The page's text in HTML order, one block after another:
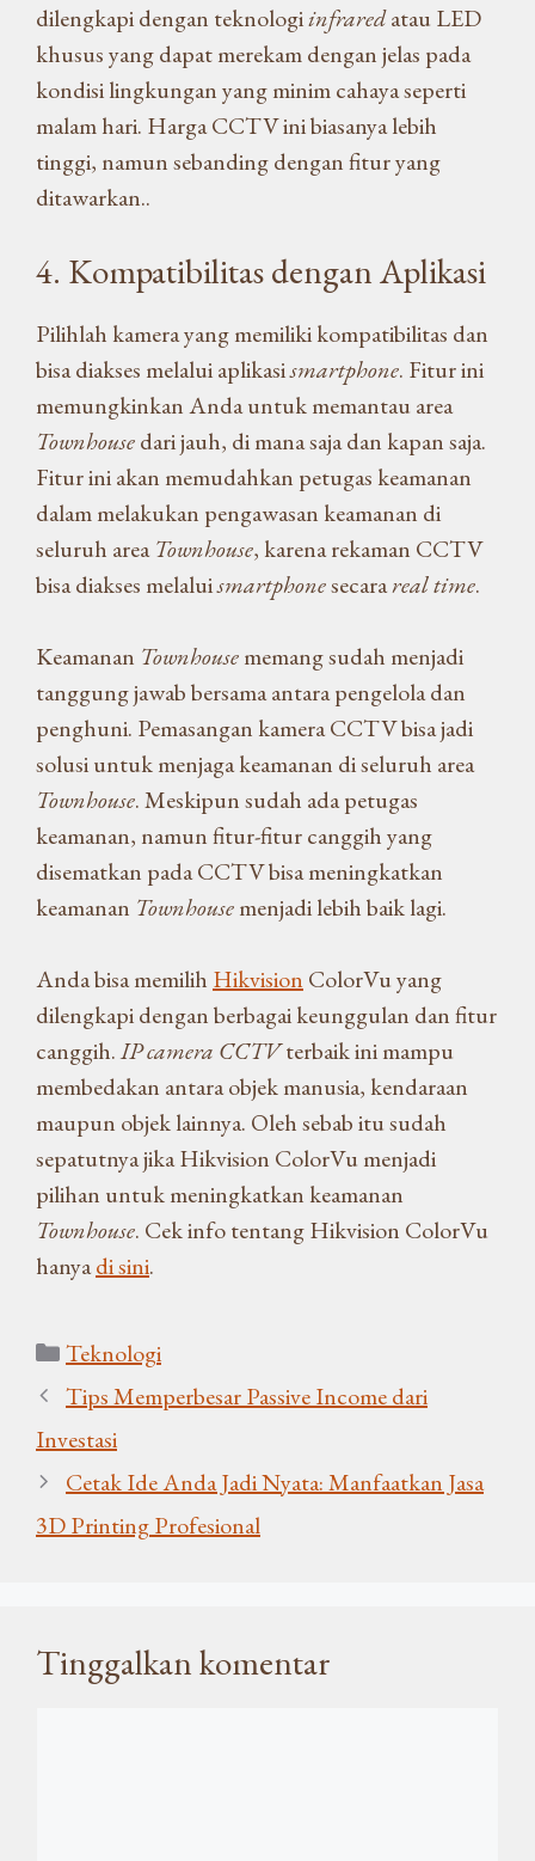
dilengkapi dengan teknologiinfraredatau LED
khusus yang dapat merekam dengan jelas pada
kondisi lingkungan yang minim cahaya seperti
malam hari. Harga CCTV ini biasanya lebih
tinggi, namun sebanding dengan fitur yang
ditawarkan..
4. Kompatibilitas dengan Aplikasi
Pilihlah kamera yang memiliki kompatibilitas dan
bisa diakses melalui aplikasismartphone. Fitur ini
memungkinkan Anda untuk memantau area
Townhousedari jauh, di mana saja dan kapan saja.
Fitur ini akan memudahkan petugas keamanan
dalam melakukan pengawasan keamanan di
seluruh areaTownhouse, karena rekaman CCTV
bisa diakses melaluismartphonesecarareal time.
Keamanan Townhousememang sudah menjadi
tanggung jawab bersama antara pengelola dan
penghuni. Pemasangan kamera CCTV bisa jadi
solusi untuk menjaga keamanan di seluruh area
Townhouse. Meskipun sudah ada petugas
keamanan, namun fitur-fitur canggih yang
disematkan pada CCTV bisa meningkatkan
keamanan Townhousemenjadi lebih baik lagi.
Anda bisa memilih Hikvision ColorVu yang
dilengkapi dengan berbagai keunggulan dan fitur
canggih.IP camera CCTVterbaik ini mampu
membedakan antara objek manusia, kendaraan
maupun objek lainnya. Oleh sebab itu sudah
sepatutnya jika Hikvision ColorVu menjadi
pilihan untuk meningkatkan keamanan
Townhouse. Cek info tentang Hikvision ColorVu
hanyadi sini.
Kategori
Teknologi
Tips Memperbesar Passive Income dari
Investasi
Cetak Ide Anda Jadi Nyata: Manfaatkan Jasa
3D Printing Profesional
Tinggalkan komentar